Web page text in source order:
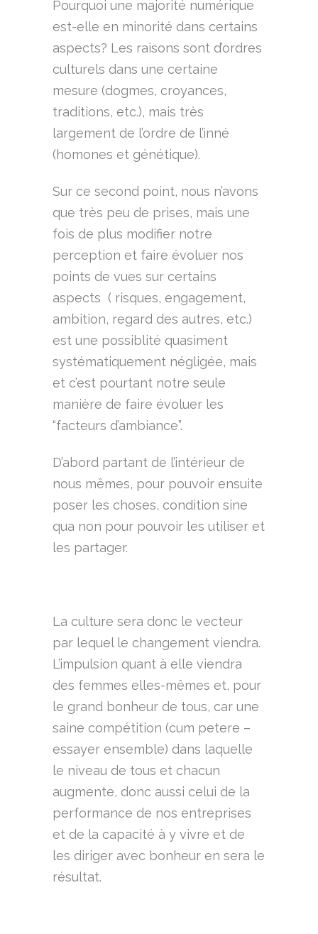
Pourquoi une majorité numérique
est-elle en minorité dans certains
aspects? Les raisons sont d’ordres
culturels dans une certaine
mesure (dogmes, croyances,
traditions, etc.), mais très
largement de l’ordre de l’inné
(homones et génétique).
Sur ce second point, nous n’avons
que très peu de prises, mais une
fois de plus modifier notre
perception et faire évoluer nos
points de vues sur certains
aspects ( risques, engagement,
ambition, regard des autres, etc.)
est une possiblité quasiment
systématiquement négligée, mais
et c’est pourtant notre seule
manière de faire évoluer les
“facteurs d’ambiance”.
D’abord partant de l’intérieur de
nous mêmes, pour pouvoir ensuite
poser les choses, condition sine
qua non pour pouvoir les utiliser et
les partager.
La culture sera donc le vecteur
par lequel le changement viendra.
L’impulsion quant à elle viendra
des femmes elles-mêmes et, pour
le grand bonheur de tous, car une
saine compétition (cum petere –
essayer ensemble) dans laquelle
le niveau de tous et chacun
augmente, donc aussi celui de la
performance de nos entreprises
et de la capacité à y vivre et de
les diriger avec bonheur en sera le
résultat.